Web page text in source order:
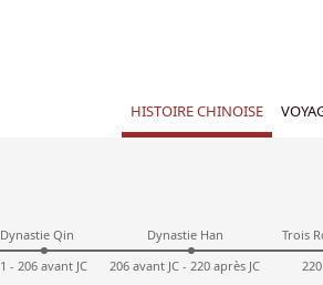
HISTOIRE CHINOISE
Dynastie Qin
- 206 avant JC
Dynastie Han
206 avant JC - 220 après JC
Trois